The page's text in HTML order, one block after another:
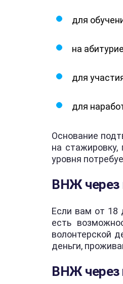
для
на
для
для
Основание
на стажировку,
уровня
ВНЖ через
Если вам от 18
есть
волонтерской
деньги,
ВНЖ через